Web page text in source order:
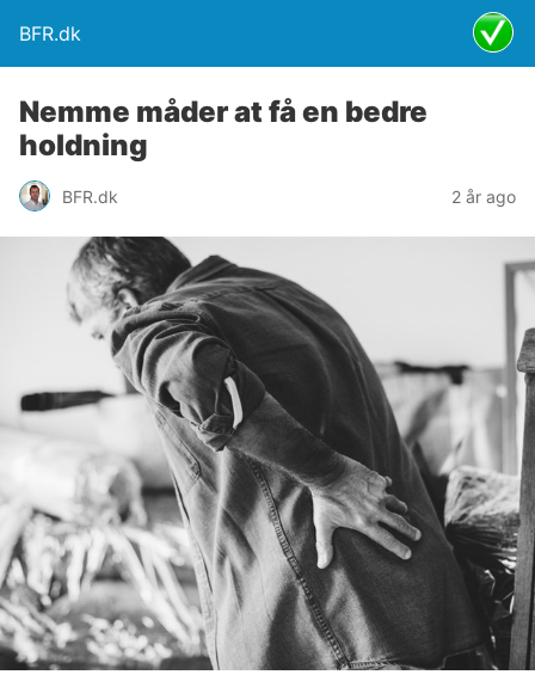
BFR.dk
Nemme måder at få en bedre
holdning
BFR.dk 2 år ago